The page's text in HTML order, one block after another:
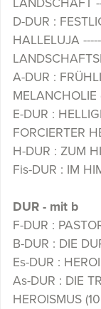
LANDSCHAFT
D-DUR :
HALLELUJA
A-DUR :
MELANCHOLIE
E-DUR :
FORCIERTER
H-DUR : ZUM
Fis-DUR : IM
DUR - mit b
F-DUR :
B-DUR : DIE
Es-DUR :
As-DUR : DIE
HEROISMUS